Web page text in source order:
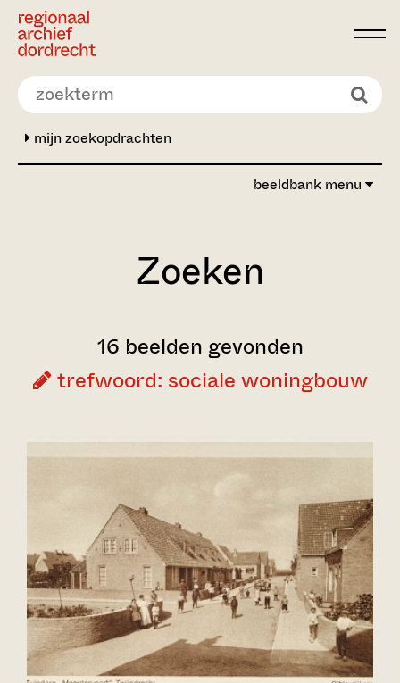
Ga direct naar de inhoud
mijn zoekopdrachten
beeldbank menu
Zoeken
16 beelden gevonden
trefwoord: sociale woningbouw